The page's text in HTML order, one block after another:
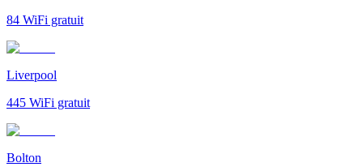
84 WiFi gratuit
Liverpool
445 WiFi gratuit
Bolton